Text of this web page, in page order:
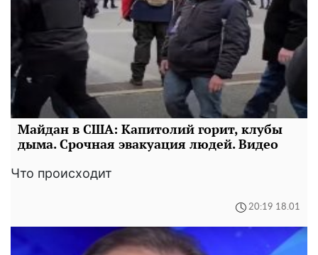
Майдан в США: Капитолий горит, клубы
дыма. Срочная эвакуация людей. Видео
Что происходит
20:19 18.01